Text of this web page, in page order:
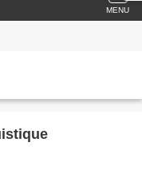
MENU